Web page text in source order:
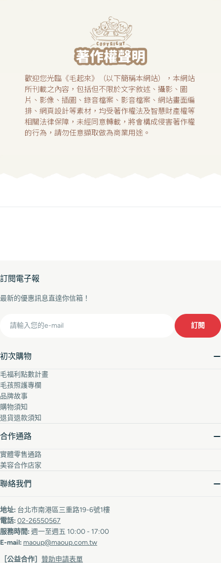
歡迎您光臨《毛起來》（以下簡稱本網站），本網站
所刊載之內容，包括但不限於文字敘述、攝影、圖
片、影像、插圖、錄音檔案、影音檔案、網站畫面編
排、網頁設計等素材，均受著作權法及智慧財產權等
相關法律保障，未經同意轉載，將會構成侵害著作權
的行為，請勿任意擷取做為商業用途。
初次購物
毛福利點數計畫
毛孩照護專欄
品牌故事
購物須知
退貨退款須知
合作通路
實體零售通路
美容合作店家
聯絡我們
地址: 台北市南港區三重路19-6號1樓
電話: 02-26550567
服務時間: 週一至週五 10:00 - 17:00
E-mail: maoup@maoup.com.tw
［公益合作］ 贊助申請表單
訂閱電子報
最新的優惠訊息直達你信箱！
訂閱